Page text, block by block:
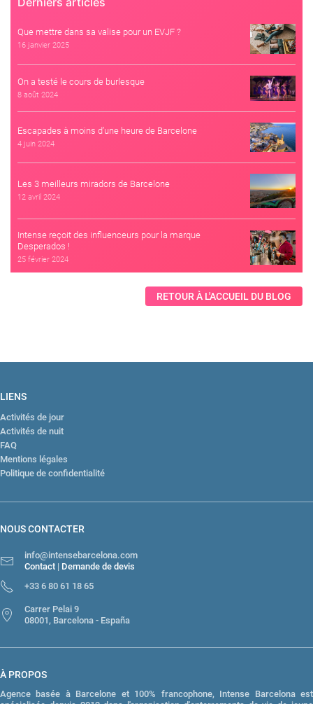
Que mettre dans sa valise pour un EVJF ?
16 janvier 2025
On a testé le cours de burlesque
8 août 2024
Escapades à moins d’une heure de Barcelone
4 juin 2024
Les 3 meilleurs miradors de Barcelone
12 avril 2024
Intense reçoit des influenceurs pour la marque
Desperados !
25 février 2024
RETOUR À L'ACCUEIL DU BLOG
NOUS CONTACTER
info@intensebarcelona.com
Contact | Demande de devis
+33 6 80 61 18 65
Carrer Pelai 9
08001, Barcelona - España
LIENS
Activités de jour
Activités de nuit
FAQ
Mentions légales
Politique de confidentialité
À PROPOS
Agence basée à Barcelone et 100% francophone, Intense Barcelona est